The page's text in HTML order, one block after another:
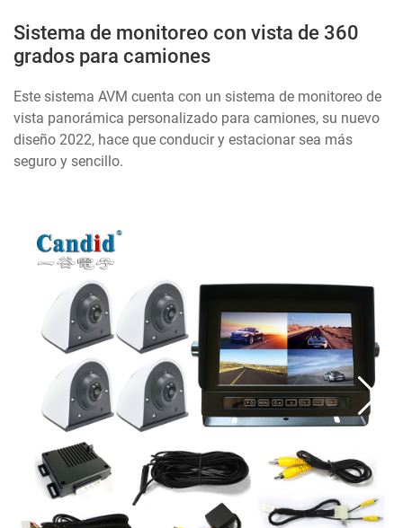
Sistema de monitoreo con vista de 360
grados para camiones
Este sistema AVM cuenta con un sistema de monitoreo de
vista panorámica personalizado para camiones, su nuevo
diseño 2022, hace que conducir y estacionar sea más
seguro y sencillo.